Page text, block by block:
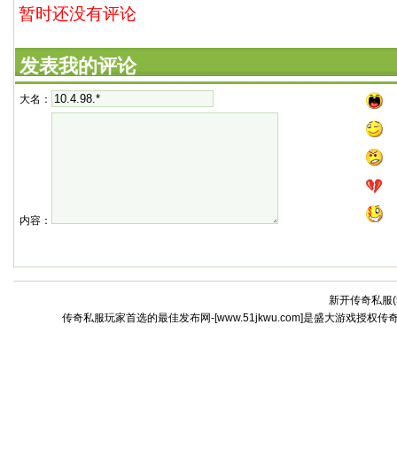
暂时还没有评论
发表我的评论
大名：
内容：
新开传奇私服(
传奇私服玩家首选的最佳发布网-[www.51jkwu.com]是盛大游戏授权传